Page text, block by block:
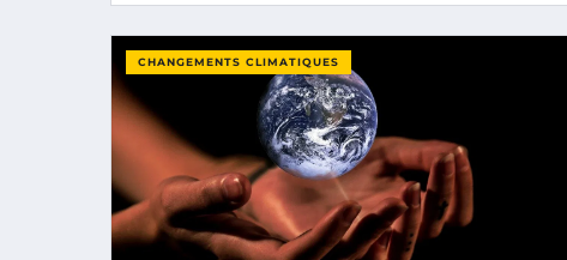
CHANGEMENTS CLIMATIQUES